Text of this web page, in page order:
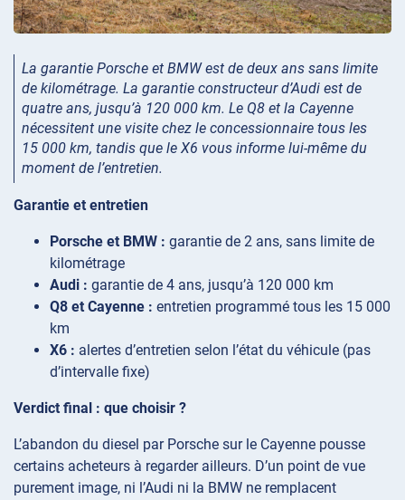
La garantie Porsche et BMW est de deux ans sans limite
de kilométrage. La garantie constructeur d’Audi est de
quatre ans, jusqu’à 120 000 km. Le Q8 et la Cayenne
nécessitent une visite chez le concessionnaire tous les
15 000 km, tandis que le X6 vous informe lui-même du
moment de l’entretien.
Garantie et entretien
Porsche et BMW : garantie de 2 ans, sans limite de
kilométrage
Audi : garantie de 4 ans, jusqu’à 120 000 km
Q8 et Cayenne : entretien programmé tous les 15 000
km
X6 : alertes d’entretien selon l’état du véhicule (pas
d’intervalle fixe)
Verdict final : que choisir ?
L’abandon du diesel par Porsche sur le Cayenne pousse
certains acheteurs à regarder ailleurs. D’un point de vue
purement image, ni l’Audi ni la BMW ne remplacent